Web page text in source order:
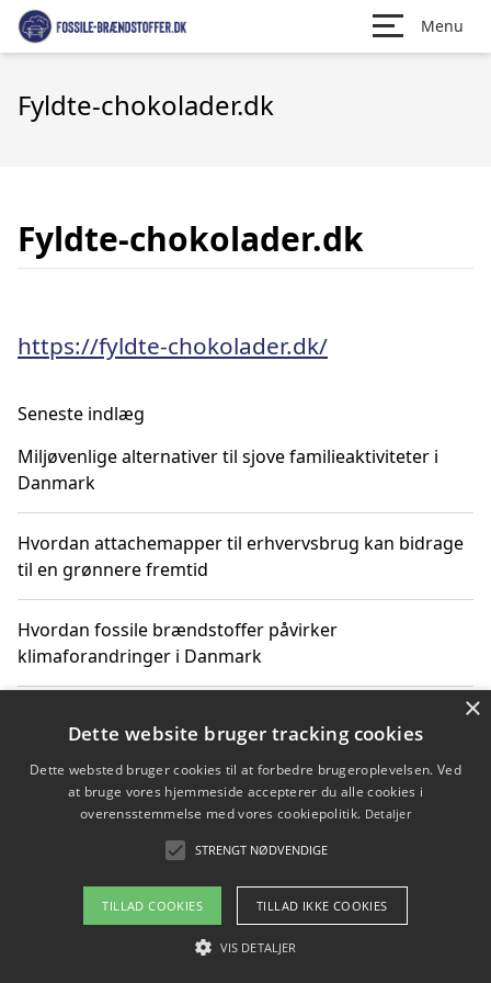
Menu
Fyldte-chokolader.dk
Fyldte-chokolader.dk
https://fyldte-chokolader.dk/
Seneste indlæg
Miljøvenlige alternativer til sjove familieaktiviteter i
Danmark
Hvordan attachemapper til erhvervsbrug kan bidrage
til en grønnere fremtid
Hvordan fossile brændstoffer påvirker
klimaforandringer i Danmark
klimaændringer
Hvordan citater om fossile brændstoffer kan ændre
Copyright 2026 - Pilanto Aps
Om / kontakt
×
Dette website bruger tracking cookies
Dette websted bruger cookies til at forbedre brugeroplevelsen. Ved
at bruge vores hjemmeside accepterer du alle cookies i
overensstemmelse med vores cookiepolitik. Detaljer
STRENGT NØDVENDIGE
TILLAD COOKIES TILLAD IKKE COOKIES
VIS DETALJER